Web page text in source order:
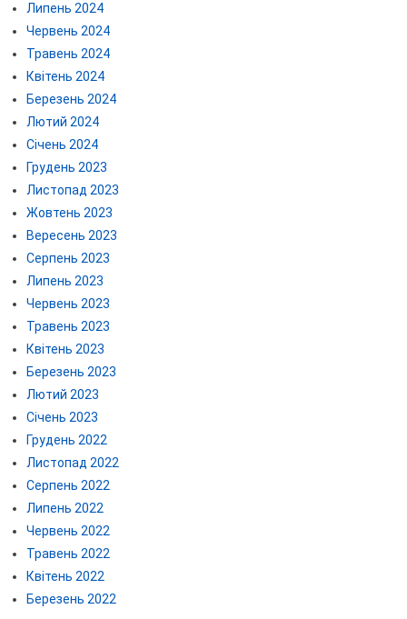
Липень 2024
Червень 2024
Травень 2024
Квітень 2024
Березень 2024
Лютий 2024
Січень 2024
Грудень 2023
Листопад 2023
Жовтень 2023
Вересень 2023
Серпень 2023
Липень 2023
Червень 2023
Травень 2023
Квітень 2023
Березень 2023
Лютий 2023
Січень 2023
Грудень 2022
Листопад 2022
Серпень 2022
Липень 2022
Червень 2022
Травень 2022
Квітень 2022
Березень 2022